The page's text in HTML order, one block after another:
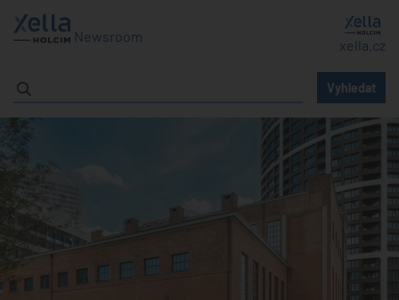
Newsroom
xella.cz